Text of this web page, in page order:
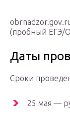
(пробный ЕГЭ/
Даты
Сроки
25 мая —